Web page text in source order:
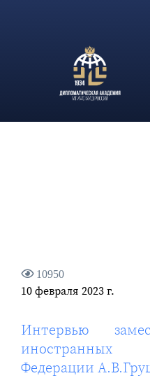
Российской Федерации
10950
10 февраля 2023 г.
Интервью
иностранных
Федерации